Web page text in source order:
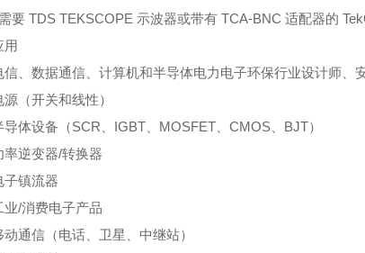
TDS TEKSCOPE 示波器或带有 TCA-BNC 适配器的
数据通信、计算机和半导体电力电子环保行业设计师、安
开关和线性）
设备（SCR、IGBT、MOSFET、CMOS、BJT）
变器/转换器
流器
费电子产品
信（电话、卫星、中继站）